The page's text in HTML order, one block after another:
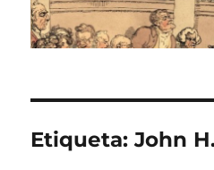
Etiqueta:John